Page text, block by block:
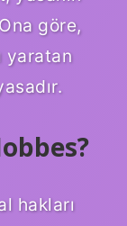
göre,
yaratan
hakları